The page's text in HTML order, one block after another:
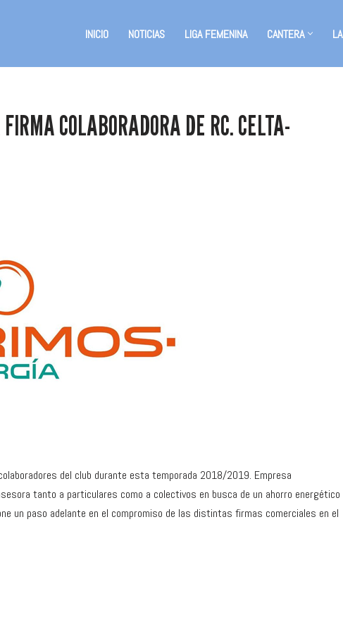
INICIO NOTICIAS LIGA FEMENINA CANTERA
COLABORADORA DE RC. CELTA-
del club durante esta temporada 2018/2019. Empresa
tanto a particulares como a colectivos en busca de un ahorro energético
un paso adelante en el compromiso de las distintas firmas comerciales en el